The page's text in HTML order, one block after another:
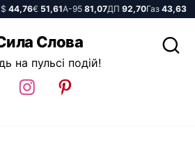
€51,61А-9581,07ДП92,70Газ43,63
Слова
на пульсі подій!